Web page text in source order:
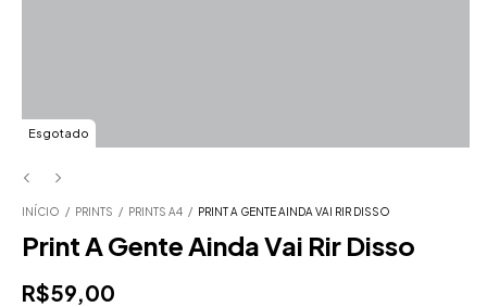
Esgotado
INÍCIO / PRINTS / PRINTS A4 / PRINT A GENTE AINDA VAI RIR DISSO
Print A Gente Ainda Vai Rir Disso
R$59,00